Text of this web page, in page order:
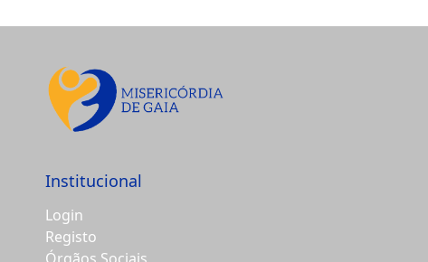
Institucional
Login
Registo